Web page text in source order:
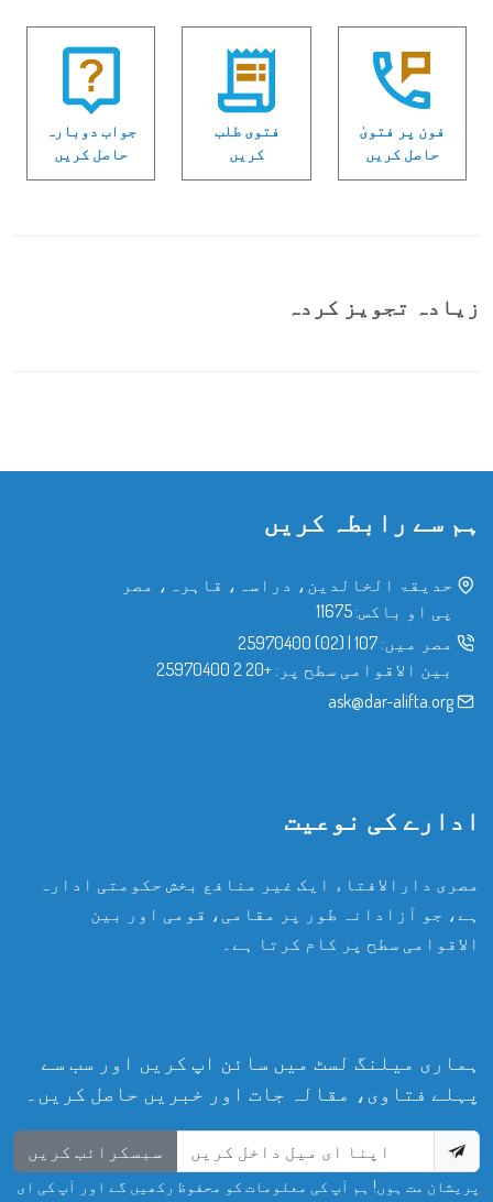
فون پر فتویٰ
حاصل کریں
فتوی طلب
کریں
جواب دوبارہ
حاصل کریں
زیادہ تجویز کردہ
ہم سے رابطہ کریں
حدیقۃ الخالدین، دراسہ، قاہرہ، مصر
پی او باکس: 11675
مصر میں: 107
|
(02) 25970400
بین الاقوامی سطح پر: +20 2 25970400
ask@dar-alifta.org
ادارے کی نوعیت
مصری دارالافتاء ایک غیر منافع بخش حکومتی ادارہ
ہے، جو آزادانہ طور پر مقامی، قومی اور بین
الاقوامی سطح پر کام کرتا ہے۔
ہماری میلنگ لسٹ میں سائن اپ کریں اور سب سے
پہلے فتاوی، مقالہ جات اور خبریں حاصل کریں۔
سبسکرائب کریں
پریشان مت ہوں! ہم آپ کی معلومات کو محفوظ رکھیں گے اور آپ کی ای